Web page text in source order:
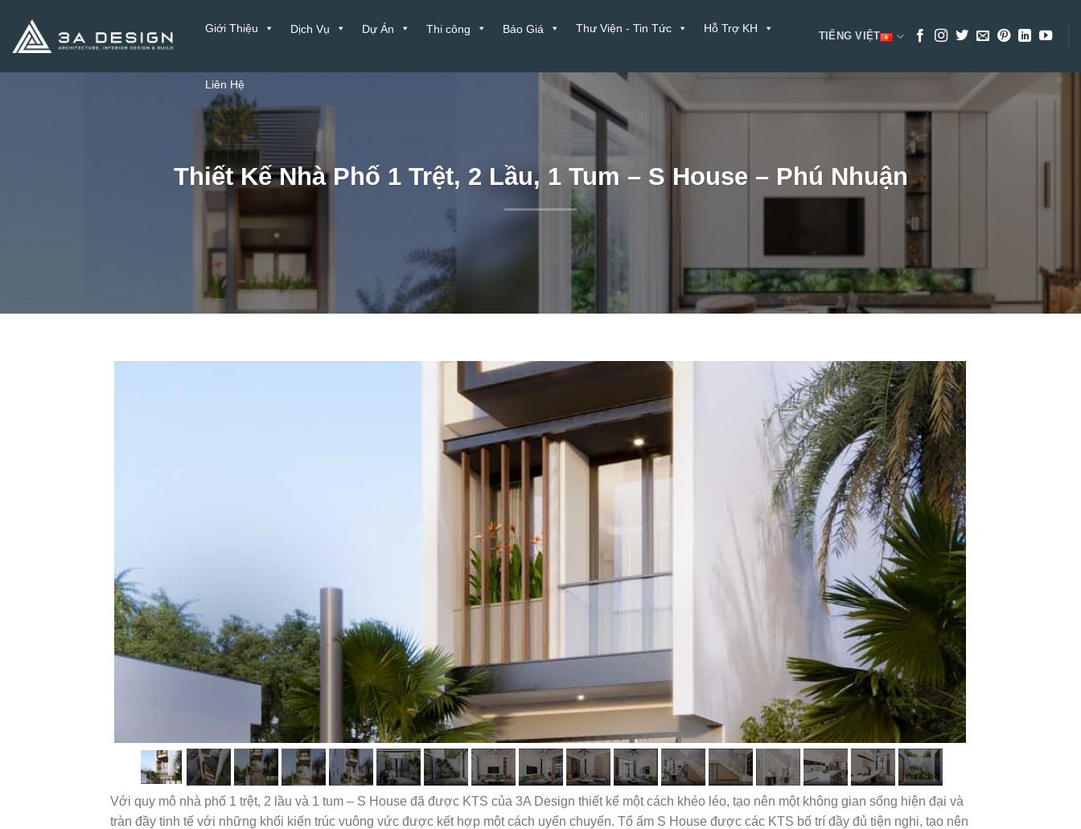
nội
dung
Giới Thiệu Dịch Vụ Dự Án Thi công Báo Giá Thư Viện - Tin Tức Hỗ Trợ KH
Liên Hệ
TIẾNG VIỆT
Thiết Kế Nhà Phố 1 Trệt, 2 Lầu, 1 Tum – S House – Phú Nhuận
Với quy mô nhà phố 1 trệt, 2 lầu và 1 tum – S House đã được KTS của 3A Design thiết kế một cách khéo léo, tạo nên một không gian sống hiện đại và
tràn đầy tinh tế với những khối kiến trúc vuông vức được kết hợp một cách uyển chuyển. Tổ ấm S House được các KTS bố trí đầy đủ tiện nghi, tạo nên